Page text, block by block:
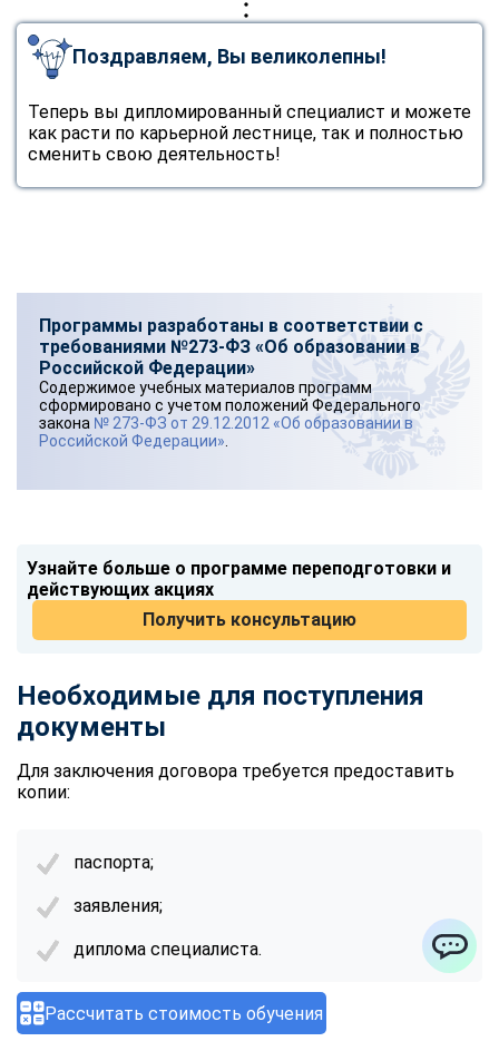
Рассчитать стоимость обучения
Поздравляем, Вы великолепны!
Теперь вы дипломированный специалист и можете
как расти по карьерной лестнице, так и полностью
сменить свою деятельность!
Программы разработаны в соответствии с
требованиями №273-ФЗ «Об образовании в
Российской Федерации»
Содержимое учебных материалов программ
сформировано с учетом положений Федерального
закона № 273-ФЗ от 29.12.2012 «Об образовании в
Российской Федерации»
Узнайте больше о программе переподготовки и
действующих акциях
Получить консультацию
Необходимые для поступления
документы
Для заключения договора требуется предоставить
копии:
паспорта;
заявления;
диплома специалиста.
online
Мессенджеры
Свяжитесь с нами через любой удобный мессенджер!
Max